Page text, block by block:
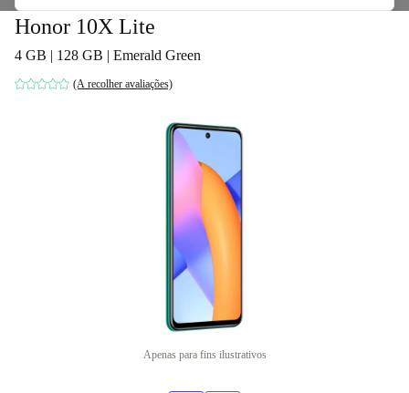
Honor 10X Lite
4 GB | 128 GB | Emerald Green
(A recolher avaliações)
Apenas para fins ilustrativos